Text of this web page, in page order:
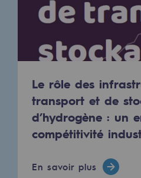
Territorial
Engagements
Social
Notre
Inclusion
Mixité et égalité
Le rôle des
transport et de
d’hydrogène : un
compétitivité
En savoir plus